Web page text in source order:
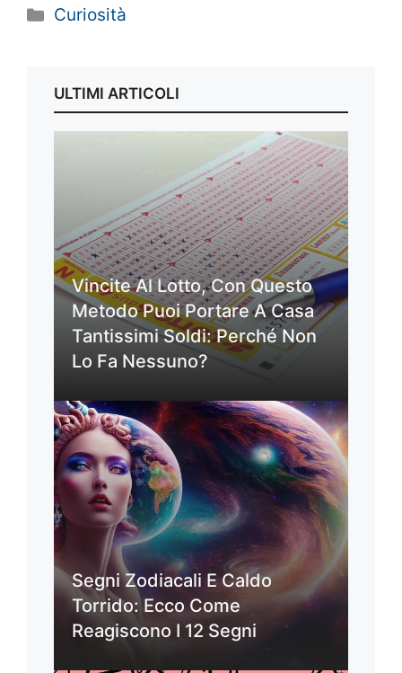
Categorie
Curiosità
ULTIMI ARTICOLI
Vincite Al Lotto, Con Questo
Metodo Puoi Portare A Casa
Tantissimi Soldi: Perché Non
Lo Fa Nessuno?
Segni Zodiacali E Caldo
Torrido: Ecco Come
Reagiscono I 12 Segni